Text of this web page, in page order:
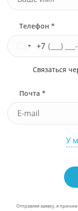
Телефон *
+7
Связаться
Почта *
У
Отправляя заявку, я